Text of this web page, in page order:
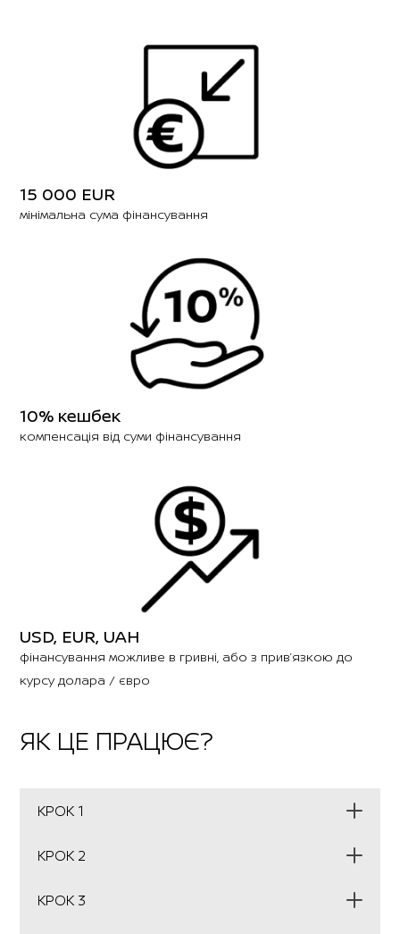
15 000 EUR
мінімальна сума фінансування
10% кешбек
компенсація від суми фінансування
USD, EUR, UAH
фінансування можливе в гривні, або з прив’язкою до
курсу долара / євро
ЯК ЦЕ ПРАЦЮЄ?
КРОК 1
КРОК 2
консультації, комерційної пропозиції та переліку
документів для прийняття рішення щодо угоди
КРОК 3